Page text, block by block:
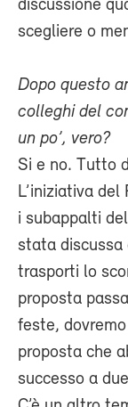
discussione
scegliere o
Dopo questo
colleghi del
un po’, vero?
Si e no. Tutto
L’iniziativa
i subappalti
stata discussa
trasporti lo
proposta
feste,
proposta che
successo a